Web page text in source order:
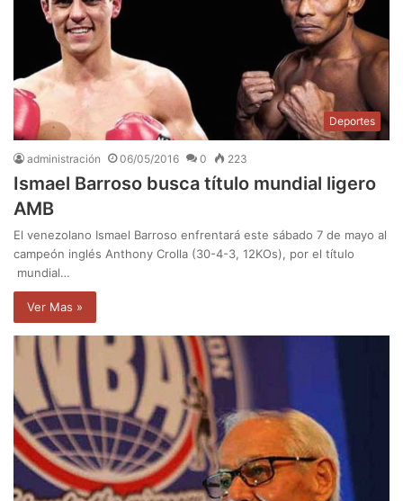
Deportes
administración 06/05/2016 0 223
Ismael Barroso busca título mundial ligero
AMB
El venezolano Ismael Barroso enfrentará este sábado 7 de mayo al
campeón inglés Anthony Crolla (30-4-3, 12KOs), por el título
mundial…
Ver Mas »